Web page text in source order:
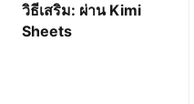
วิธีเสริม: ผ่าน Kimi
Sheets